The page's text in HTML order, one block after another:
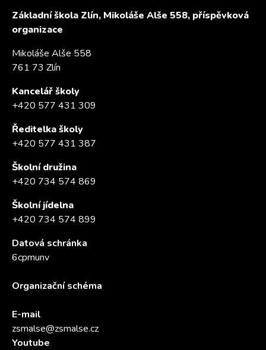
Základní škola Zlín, Mikoláše Alše 558, příspěvková
organizace
Mikoláše Alše 558
761 73 Zlín
Kancelář školy
+420 577 431 309
Ředitelka školy
+420 577 431 387
Školní družina
+420 734 574 869
Školní jídelna
+420 734 574 899
Datová schránka
6cpmunv
Organizační schéma
E-mail
zsmalse@zsmalse.cz
Youtube